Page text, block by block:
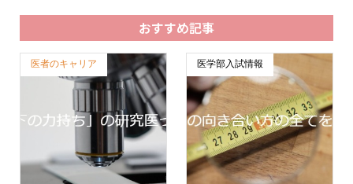
おすすめ記事
医者のキャリア 医学部入試情報